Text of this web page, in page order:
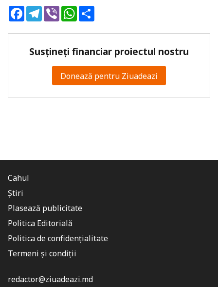
FacebookTelegram
ViberWhatsApp
Susțineți financiar proiectul nostru
Donează pentru Ziuadeazi
Cahul
Știri
Plasează publicitate
Politica Editorială
Politica de confidențialitate
Termeni și condiții
redactor@ziuadeazi.md